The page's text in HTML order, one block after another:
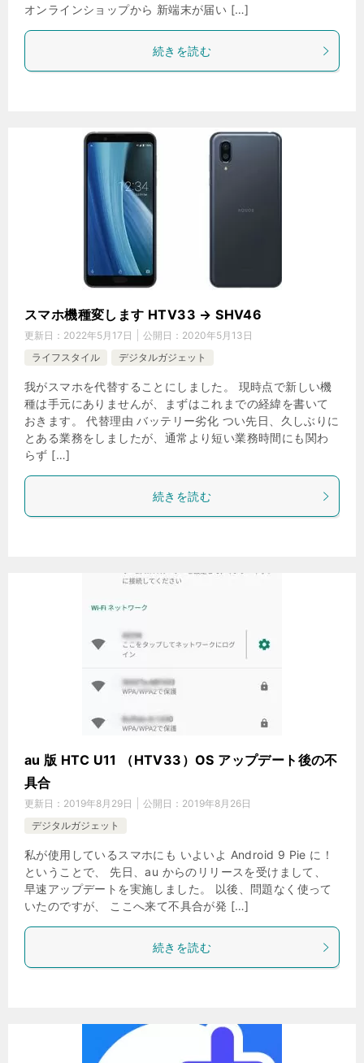
オンラインショップから 新端末が届い […]
続きを読む
スマホ機種変します HTV33 → SHV46
更新日： 2022年5月17日 公開日： 2020年5月13日
ライフスタイル
デジタルガジェット
我がスマホを代替することにしました。 現時点で新しい機
種は手元にありませんが、まずはこれまでの経緯を書いて
おきます。 代替理由 バッテリー劣化 つい先日、久しぶりに
とある業務をしましたが、通常より短い業務時間にも関わ
らず […]
続きを読む
au 版 HTC U11 （HTV33）OS アップデート後の不
具合
更新日： 2019年8月29日 公開日： 2019年8月26日
デジタルガジェット
私が使用しているスマホにも いよいよ Android 9 Pie に！
ということで、 先日、au からのリリースを受けまして、
早速アップデートを実施しました。 以後、問題なく使って
いたのですが、 ここへ来て不具合が発 […]
続きを読む